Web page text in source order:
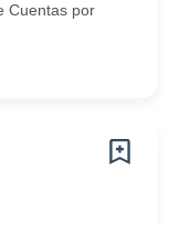
Cuentas por